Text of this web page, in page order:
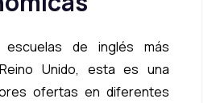
de inglés más
Unido, esta es una
ofertas en diferentes